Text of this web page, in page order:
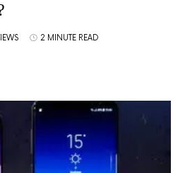
2 MINUTE READ